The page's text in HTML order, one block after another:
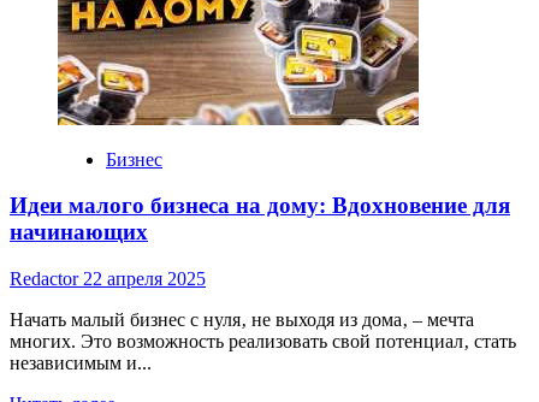
тендер:
полное
руководство
Бизнес
Идеи малого бизнеса на дому: Вдохновение для
начинающих
Redactor 22 апреля 2025
Начать малый бизнес с нуля‚ не выходя из дома‚ – мечта
многих. Это возможность реализовать свой потенциал‚ стать
независимым и...